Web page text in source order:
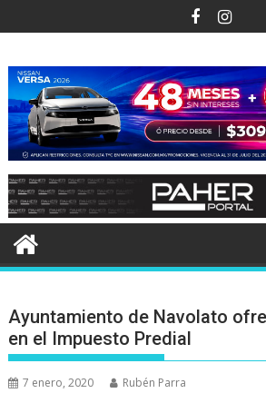
al
Ayuntamiento de Navolato
en el Impuesto Predial
7 enero, 2020 Rubén Parra